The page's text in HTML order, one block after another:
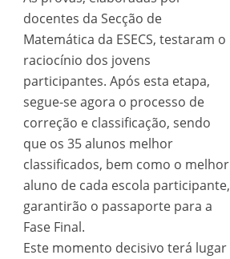
docentes da Secção de
Matemática da ESECS, testaram o
raciocínio dos jovens
participantes. Após esta etapa,
segue-se agora o processo de
correção e classificação, sendo
que os 35 alunos melhor
classificados, bem como o melhor
aluno de cada escola participante,
garantirão o passaporte para a
Fase Final.
Este momento decisivo terá lugar